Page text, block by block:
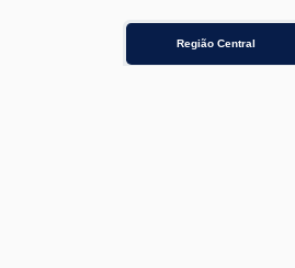
Região Central